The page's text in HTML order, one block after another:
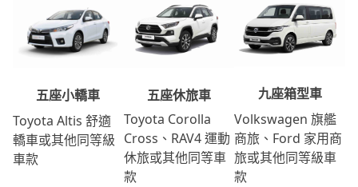
五座小轎車
Toyota Altis 舒適
轎車或其他同等級
車款
五座休旅車
Toyota Corolla
Cross、RAV4 運動
休旅或其他同等車
款
九座箱型車
Volkswagen 旗艦
商旅、Ford 家用商
旅或其他同等級車
款